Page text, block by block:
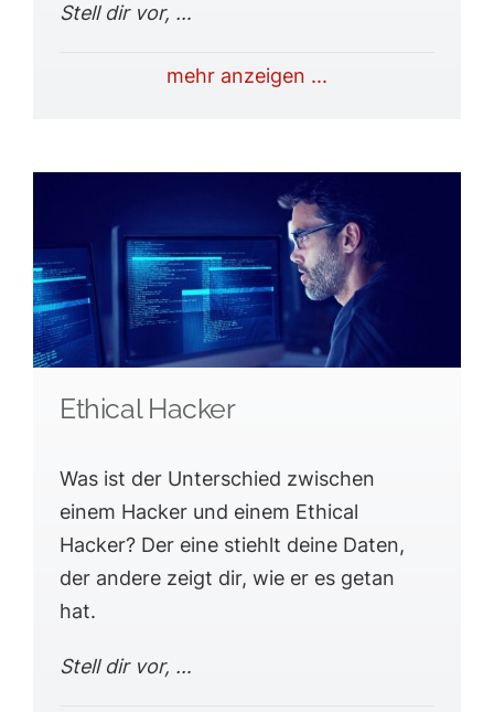
Stell dir vor, …
mehr anzeigen ...
Ethical Hacker
Was ist der Unterschied zwischen
einem Hacker und einem Ethical
Hacker? Der eine stiehlt deine Daten,
der andere zeigt dir, wie er es getan
hat.
Stell dir vor, …